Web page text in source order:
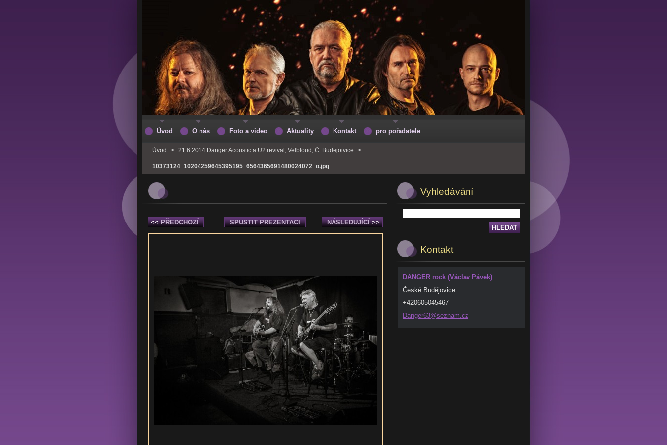
Úvod > 21.6.2014 Danger Acoustic a U2 revival, Velbloud, Č. Budějoivice >
10373124_10204259645395195_6564365691480024072_o.jpg
<< PŘEDCHOZÍ SPUSTIT PREZENTACI NÁSLEDUJÍCÍ >>
Vyhledávání
Kontakt
DANGER rock (Václav Pávek)
České Budějovice
+420605045467
Danger63@seznam.cz
Úvod O nás Foto a video Aktuality Kontakt pro pořadatele